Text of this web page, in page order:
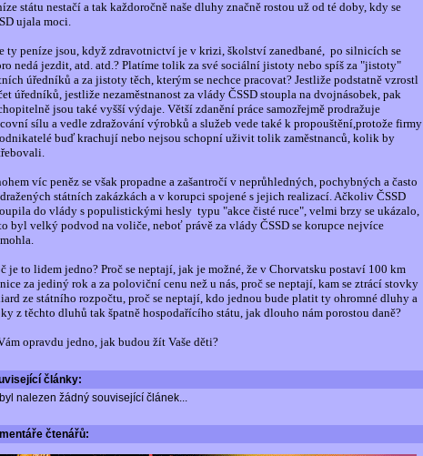
státu nestačí a tak každoročně naše dluhy značně rostou už od té doby, kdy se
ujala moci.
ty peníze jsou, když zdravotnictví je v krizi, školství zanedbané, po silnicích se
nedá jezdit, atd. atd.? Platíme tolik za své sociální jistoty nebo spíš za "jistoty"
úředníků a za jistoty těch, kterým se nechce pracovat? Jestliže podstatně vzrostl
úředníků, jestliže nezaměstnanost za vlády ČSSD stoupla na dvojnásobek, pak
jsou také vyšší výdaje. Větší zdanění práce samozřejmě prodražuje
sílu a vedle zdražování výrobků a služeb vede také k propouštění,protože firmy
buď krachují nebo nejsou schopní uživit tolik zaměstnanců, kolik by
víc peněz se však propadne a zašantročí v neprůhledných, pochybných a často
státních zakázkách a v korupci spojené s jejich realizací. Ačkoliv ČSSD
do vlády s populistickými hesly typu "akce čisté ruce", velmi brzy se ukázalo,
byl velký podvod na voliče, neboť právě za vlády ČSSD se korupce nejvíce
je to lidem jedno? Proč se neptají, jak je možné, že v Chorvatsku postaví 100 km
za jediný rok a za poloviční cenu než u nás, proč se neptají, kam se ztrácí stovky
ze státního rozpočtu, proč se neptají, kdo jednou bude platit ty ohromné dluhy a
z těchto dluhů tak špatně hospodařícího státu, jak dlouho nám porostou daně?
opravdu jedno, jak budou žít Vaše děti?
články:
nalezen žádný související článek...
čtenářů: